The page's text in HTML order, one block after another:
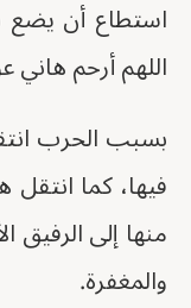
استطاع أن يضع
اللهم أرحم هاني
بسبب الحرب
فيها، كما
منها إلى الرفيق
والمغفرة.